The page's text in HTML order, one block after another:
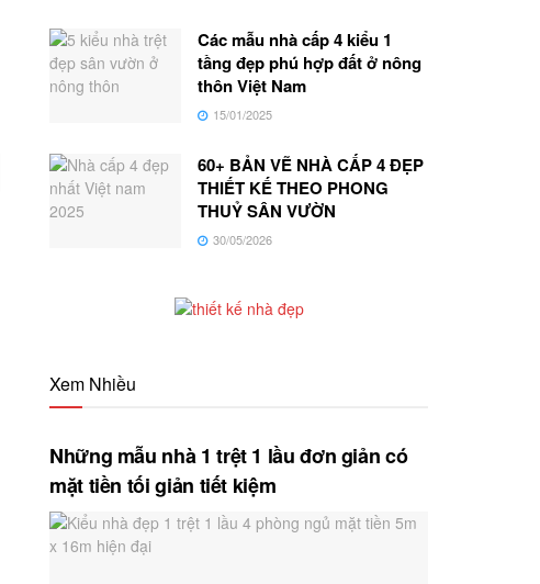
Các mẫu nhà cấp 4 kiểu 1
tầng đẹp phú hợp đất ở nông
thôn Việt Nam
15/01/2025
60+ BẢN VẼ NHÀ CẤP 4 ĐẸP
THIẾT KẾ THEO PHONG
THUỶ SÂN VƯỜN
30/05/2026
Xem Nhiều
Những mẫu nhà 1 trệt 1 lầu đơn giản có
mặt tiền tối giản tiết kiệm